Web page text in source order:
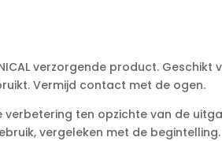
verzorgende product. Geschikt
Vermijd contact met de ogen.
ten opzichte van de
vergeleken met de begintelling.